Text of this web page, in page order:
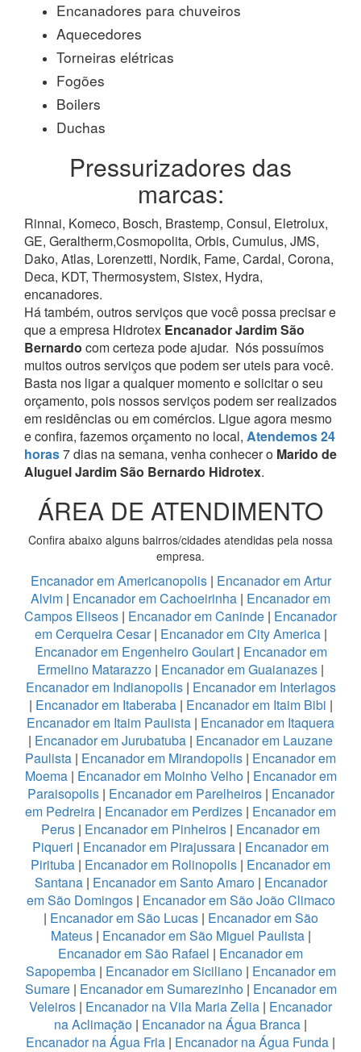
Encanadores para chuveiros
Aquecedores
Torneiras elétricas
Fogões
Boilers
Duchas
Pressurizadores das
marcas:
Rinnai, Komeco, Bosch, Brastemp, Consul, Eletrolux,
GE, Geraltherm,Cosmopolita, Orbis, Cumulus, JMS,
Dako, Atlas, Lorenzetti, Nordik, Fame, Cardal, Corona,
Deca, KDT, Thermosystem, Sistex, Hydra,
encanadores.
Há também, outros serviços que você possa precisar e
que a empresa Hidrotex Encanador Jardim São
Bernardo com certeza pode ajudar. Nós possuímos
muitos outros serviços que podem ser uteis para você.
Basta nos ligar a qualquer momento e solicitar o seu
orçamento, pois nossos serviços podem ser realizados
em residências ou em comércios. Ligue agora mesmo
e confira, fazemos orçamento no local, Atendemos 24
horas7 dias na semana, venha conhecer o Marido de
Aluguel Jardim São Bernardo Hidrotex.
ÁREA DE ATENDIMENTO
Confira abaixo alguns bairros/cidades atendidas pela nossa
empresa.
Encanador em Americanopolis | Encanador em Artur
Alvim | Encanador em Cachoeirinha | Encanador em
Campos Eliseos | Encanador em Caninde | Encanador
em Cerqueira Cesar| Encanador em City America |
Encanador em Engenheiro Goulart | Encanador em
Ermelino Matarazzo | Encanador em Guaianazes |
Encanador em Indianopolis| Encanador em Interlagos
| Encanador em Itaberaba| Encanador em Itaim Bibi |
Encanador em Itaim Paulista | Encanador em Itaquera
| Encanador em Jurubatuba | Encanador em Lauzane
Paulista | Encanador em Mirandopolis | Encanador em
Moema| Encanador em Moinho Velho | Encanador em
Paraisopolis| Encanador em Parelheiros| Encanador
em Pedreira | Encanador em Perdizes | Encanador em
Perus | Encanador em Pinheiros | Encanador em
Piqueri | Encanador em Pirajussara | Encanador em
Pirituba | Encanador em Rolinopolis | Encanador em
Santana| Encanador em Santo Amaro| Encanador
em São Domingos| Encanador em São João Climaco
| Encanador em São Lucas| Encanador em São
Mateus | Encanador em São Miguel Paulista|
Encanador em São Rafael | Encanador em
Sapopemba | Encanador em Siciliano| Encanador em
Sumare| Encanador em Sumarezinho| Encanador em
Veleiros | Encanador na Vila Maria Zelia | Encanador
na Aclimação | Encanador na Água Branca |
Encanador na Água Fria | Encanador na Água Funda |